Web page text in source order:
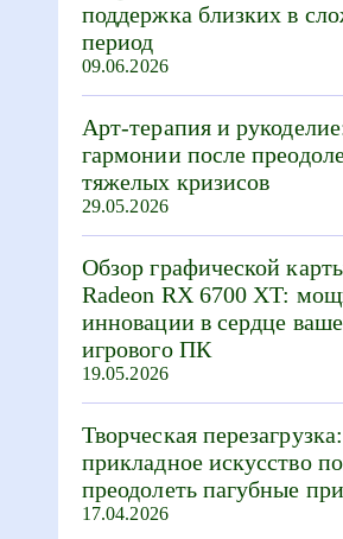
поддержка близких в
период
09.06.2026
Арт-терапия и
гармонии после
тяжелых кризисов
29.05.2026
Обзор графической
Radeon RX 6700 XT:
инновации в сердце
игрового ПК
19.05.2026
Творческая
прикладное искусство
преодолеть пагубные
17.04.2026